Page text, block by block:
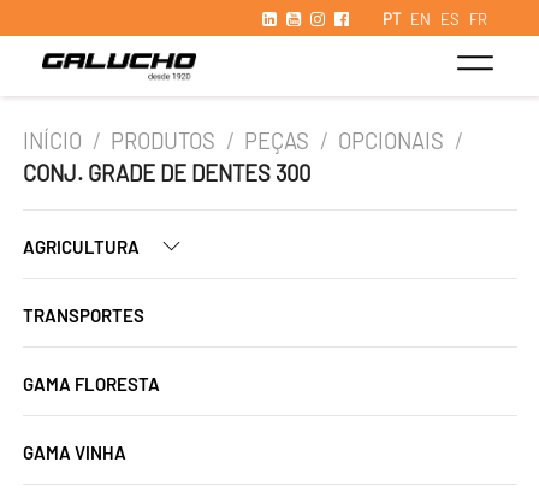
PT EN ES FR
INÍCIO / PRODUTOS / PEÇAS / OPCIONAIS /
CONJ. GRADE DE DENTES 300
AGRICULTURA
TRANSPORTES
GAMA FLORESTA
GAMA VINHA